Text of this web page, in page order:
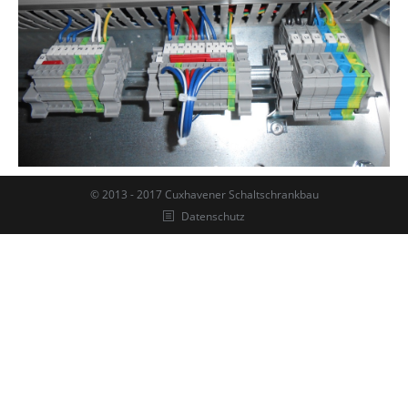
© 2013 - 2017 Cuxhavener Schaltschrankbau
Datenschutz